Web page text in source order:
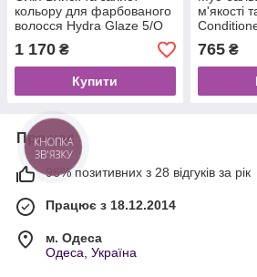
кольору для фарбованого
волосся Hydra Glaze 5/O
1 170 ₴
Купити
м'якості
765₴
Про нас
96% позитивних з 28 відгуків за рік
Працює з 18.12.2014
м. Одеса
Одеса, Україна
КНОПКА
ЗВ'ЯЗКУ